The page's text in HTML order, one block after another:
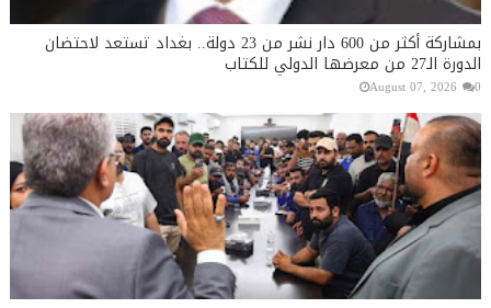
بمشاركة أكثر من 600 دار نشر من 23 دولة.. بغداد تستعد لاحتضان
الدورة الـ27 من معرضها الدولي للكتاب
August 07, 2026 0